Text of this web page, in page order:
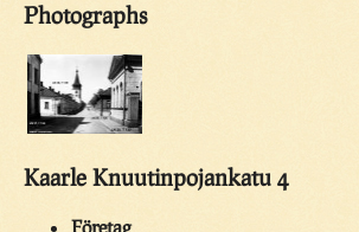
Photographs
Kaarle Knuutinpojankatu 4
Företag